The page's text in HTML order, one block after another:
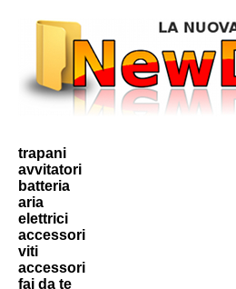
trapani
avvitatori
batteria
aria
elettrici
accessori
viti
accessori
fai da te